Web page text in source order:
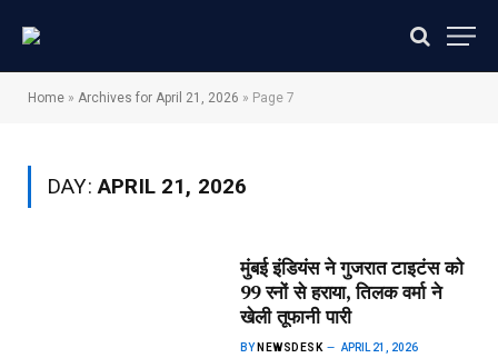
Home » Archives for April 21, 2026 » Page 7
DAY:APRIL 21, 2026
मुंबई इंडियंस ने गुजरात टाइटंस को
99 रनों से हराया, तिलक वर्मा ने
खेली तूफानी पारी
BY NEWSDESK APRIL 21, 2026